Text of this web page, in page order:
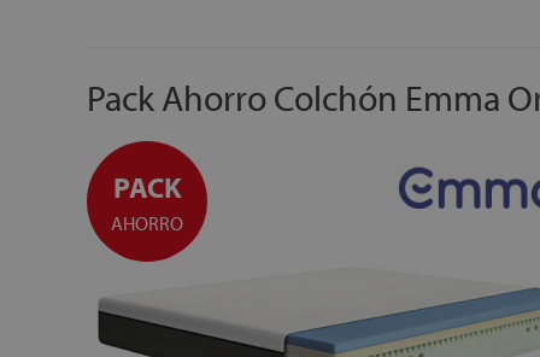
Pack Ahorro Colchón Emma
PACK
AHORRO